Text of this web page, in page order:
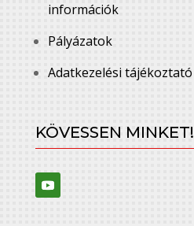
információk
Pályázatok
Adatkezelési tájékoztató
KÖVESSEN MINKET!